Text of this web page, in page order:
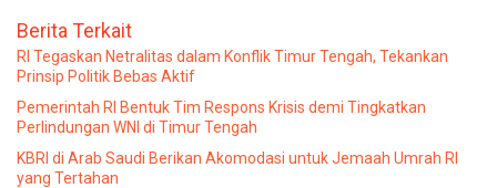
Berita Terkait
RI Tegaskan Netralitas dalam Konflik Timur Tengah, Tekankan
Prinsip Politik Bebas Aktif
Pemerintah RI Bentuk Tim Respons Krisis demi Tingkatkan
Perlindungan WNI di Timur Tengah
KBRI di Arab Saudi Berikan Akomodasi untuk Jemaah Umrah RI
yang Tertahan